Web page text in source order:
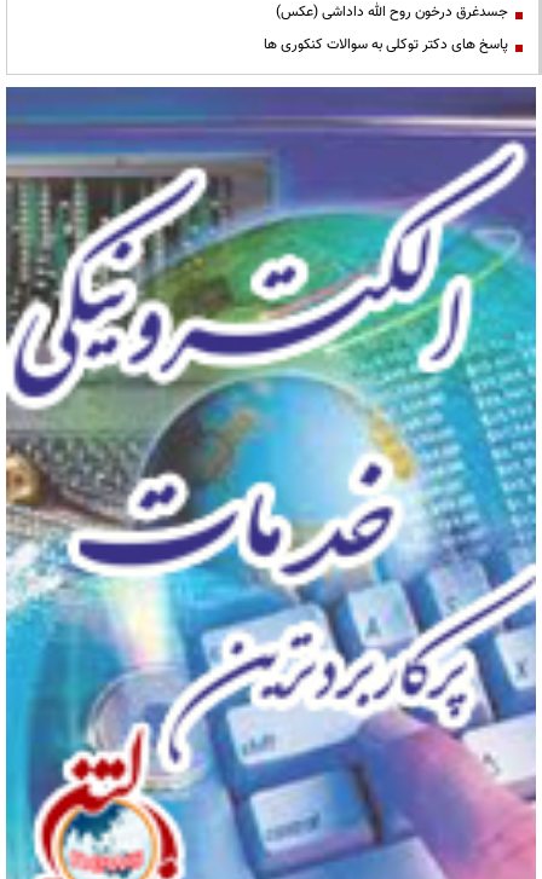
جسدغرق درخون روح الله داداشی (عکس)
پاسخ های دکتر توکلی به سوالات کنکوری ها